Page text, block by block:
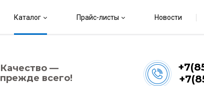
Каталог Прайс-листы Новости
Качество —
прежде всего!